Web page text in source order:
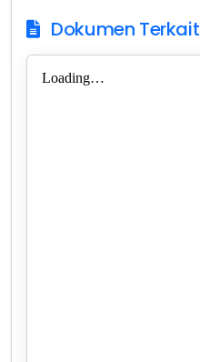
Dokumen Terkait